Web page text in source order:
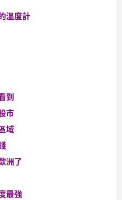
溫度計
到
市
域
洲了
最強